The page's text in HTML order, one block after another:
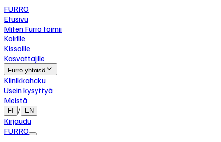
FURRO
Etusivu
Miten Furro toimii
Koirille
Kissoille
Kasvattajille
Furro-yhteisö
Klinikkahaku
Usein kysyttyä
Meistä
FI / EN
Kirjaudu
FURRO